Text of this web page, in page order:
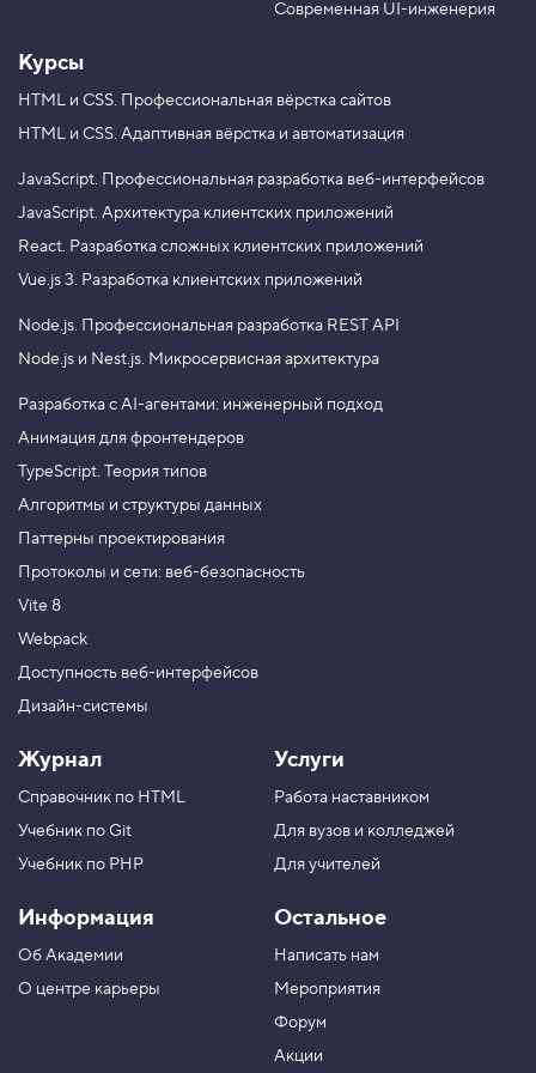
m
Современная UI-инженерия
Курсы
HTML и CSS. Профессиональная вёрстка сайтов
HTML и CSS. Адаптивная вёрстка и автоматизация
JavaScript. Профессиональная разработка веб-интерфейсов
JavaScript. Архитектура клиентских приложений
React. Разработка сложных клиентских приложений
Vue.js 3. Разработка клиентских приложений
Node.js. Профессиональная разработка REST API
Node.js и Nest.js. Микросервисная архитектура
Разработка с AI-агентами: инженерный подход
Анимация для фронтендеров
TypeScript. Теория типов
Алгоритмы и структуры данных
Паттерны проектирования
Протоколы и сети: веб-безопасность
Vite 8
Webpack
Доступность веб-интерфейсов
Дизайн-системы
Журнал
Справочник по HTML
Учебник по Git
Учебник по PHP
Информация
Об Академии
О центре карьеры
Услуги
Работа наставником
Для вузов и колледжей
Для учителей
Остальное
Написать нам
Мероприятия
Форум
Акции